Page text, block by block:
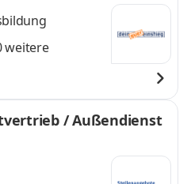
weitere
/ Außendienst